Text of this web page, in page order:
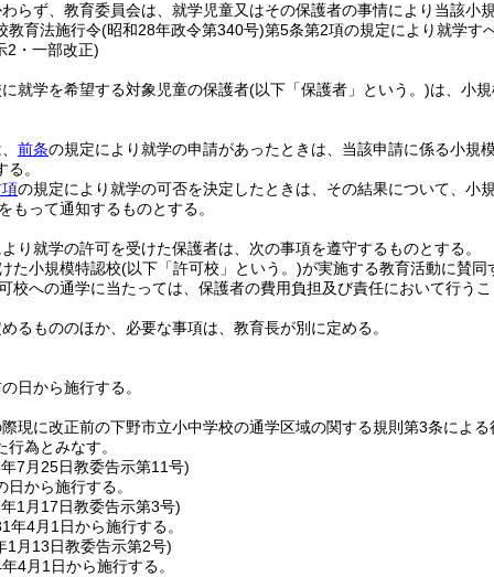
らず、教育委員会は、就学児童又はその保護者の事情により当該
教育法施行令(昭和28年政令第340号)第5条第2項の規定により就学す
2・一部改正)
就学を希望する対象児童の保護者(以下「保護者」という。)は、小
前条の規定により就学の申請があったときは、当該申請に係る小規
。
の規定により就学の可否を決定したときは、その結果について、小
もって通知するものとする。
り就学の許可を受けた保護者は、次の事項を遵守するものとする。
た小規模特認校(以下「許可校」という。)が実施する教育活動に賛同
校への通学に当たっては、保護者の費用負担及び責任において行う
るもののほか、必要な事項は、教育長が別に定める。
日から施行する。
現に改正前の下野市立小中学校の通学区域の関する規則第3条による
為とみなす。
7月25日教委告示第11号)
から施行する。
1月17日教委告示第3号)
年4月1日から施行する。
1月13日教委告示第2号)
4月1日から施行する。